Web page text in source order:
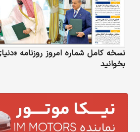
نسخه کامل شماره امروز روزنامه
بخوانید